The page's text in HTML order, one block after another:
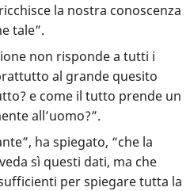
la nostra conoscenza
tale”.
non risponde a tutti i
al grande quesito
e come il tutto prende un
all’uomo?”.
ha spiegato, “che la
sì questi dati, ma che
per spiegare tutta la